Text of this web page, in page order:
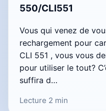
550/CLI551
Vous qui venez de
rechargement pour
CLI 551 , vous vous
pour utiliser le tout?
suffira d…
Lecture 2 min